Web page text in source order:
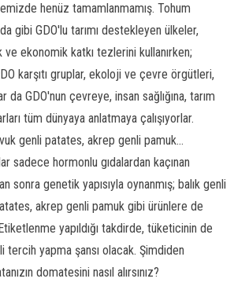
henüz tamamlanmamış. Tohum
gibi GDO'lu tarımı destekleyen ülkeler,
ekonomik katkı tezlerini kullanırken;
karşıtı gruplar, ekoloji ve çevre örgütleri,
GDO'nun çevreye, insan sağlığına, tarım
tüm dünyaya anlatmaya çalışıyorlar.
genli patates, akrep genli pamuk...
sadece hormonlu gıdalardan kaçınan
sonra genetik yapısıyla oynanmış; balık genli
akrep genli pamuk gibi ürünlere de
yapıldığı takdirde, tüketicinin de
tercih yapma şansı olacak. Şimdiden
domatesini nasıl alırsınız?